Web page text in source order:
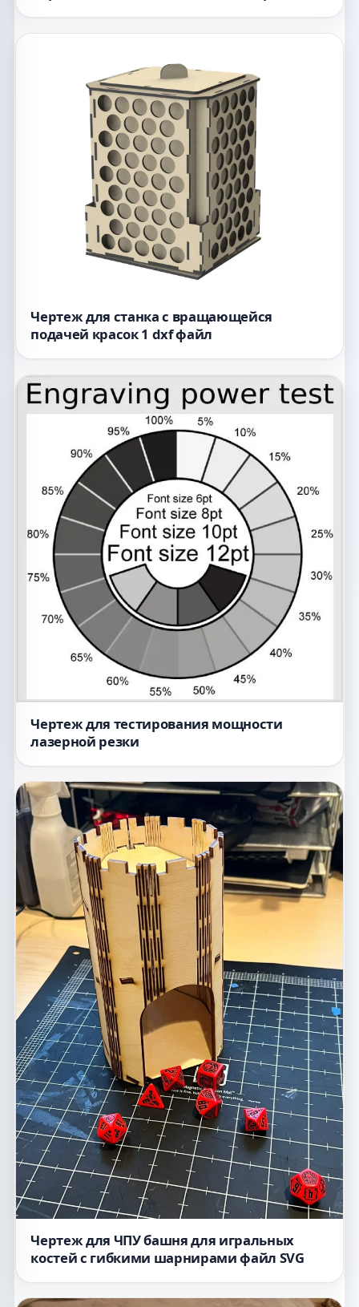
Чертеж для станка с вращающейся
подачей красок 1 dxf файл
Чертеж для тестирования мощности
лазерной резки
Чертеж для ЧПУ башня для игральных
костей с гибкими шарнирами файл SVG